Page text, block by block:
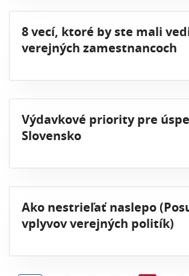
8 vecí, ktoré by ste mali
verejných zamestnancoch
Výdavkové priority pre
Slovensko
Ako nestrieľať naslepo
vplyvov verejných politík)